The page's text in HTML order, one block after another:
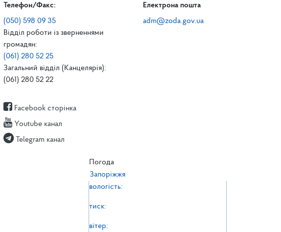
Телефон/Факс:
(050) 598 09 35
Відділ роботи із зверненнями
громадян:
(061) 280 52 25
Загальний відділ (Канцелярія):
(061) 280 52 22
Електрона пошта
adm@zoda.gov.ua
Facebook сторінка
Youtube канал
Telegram канал
Погода
Запоріжжя
вологість:
тиск:
вітер: